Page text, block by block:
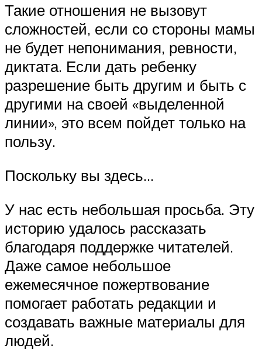
Такие отношения не вызовут
сложностей, если со стороны мамы
не будет непонимания, ревности,
диктата. Если дать ребенку
разрешение быть другим и быть с
другими на своей «выделенной
линии», это всем пойдет только на
пользу.
Поскольку вы здесь…
У нас есть небольшая просьба. Эту
историю удалось рассказать
благодаря поддержке читателей.
Даже самое небольшое
ежемесячное пожертвование
помогает работать редакции и
создавать важные материалы для
людей.